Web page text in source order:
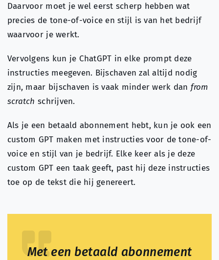
Daarvoor moet je wel eerst scherp hebben wat
precies de tone-of-voice en stijl is van het bedrijf
waarvoor je werkt.
Vervolgens kun je ChatGPT in elke prompt deze
instructies meegeven. Bijschaven zal altijd nodig
zijn, maar bijschaven is vaak minder werk dan from
scratch schrijven.
Als je een betaald abonnement hebt, kun je ook een
custom GPT maken met instructies voor de tone-of-
voice en stijl van je bedrijf. Elke keer als je deze
custom GPT een taak geeft, past hij deze instructies
toe op de tekst die hij genereert.
Met een betaald abonnement